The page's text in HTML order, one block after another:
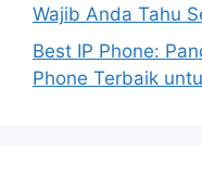
Wajib Anda Tahu
Best IP Phone:
Phone Terbaik